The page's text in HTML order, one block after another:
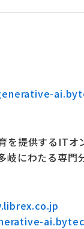
を提供するIT
岐にわたる専